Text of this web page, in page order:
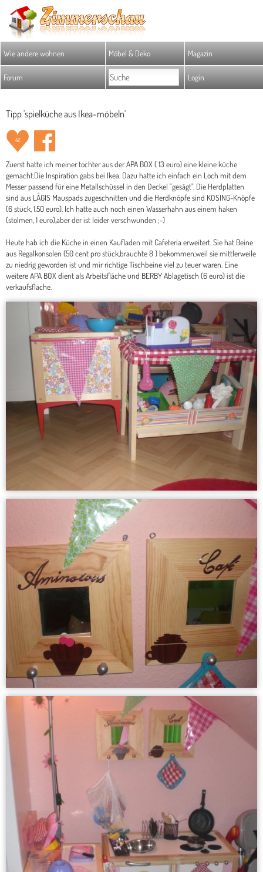
Wie andere wohnen Möbel & Deko Magazin
Forum Login
Tipp 'spielküche aus Ikea-möbeln'
42
Zuerst hatte ich meiner tochter aus der APA BOX ( 13 euro) eine kleine küche
gemacht.Die Inspiration gabs bei Ikea. Dazu hatte ich einfach ein Loch mit dem
Messer passend für eine Metallschüssel in den Deckel "gesägt". Die Herdplatten
sind aus LÅGIS Mauspads zugeschnitten und die Herdknöpfe sind KOSING-Knöpfe
(6 stück, 1.50 euro). Ich hatte auch noch einen Wasserhahn aus einem haken
(stolmen, 1 euro),aber der ist leider verschwunden ;-)
Heute hab ich die Küche in einen Kaufladen mit Cafeteria erweitert. Sie hat Beine
aus Regalkonsolen (50 cent pro stück,brauchte 8 ) bekommen,weil sie mittlerweile
zu niedrig geworden ist und mir richtige Tischbeine viel zu teuer waren. Eine
weitere APA BOX dient als Arbeitsfläche und BERBY Ablagetisch (6 euro) ist die
verkaufsfläche.